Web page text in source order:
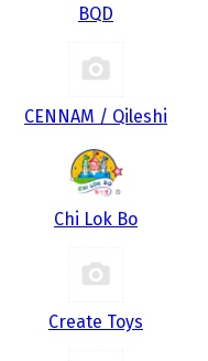
BQD
CENNAM / Qileshi
Chi Lok Bo
Create Toys